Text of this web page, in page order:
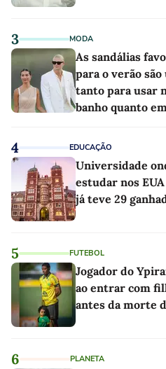
3 MODA
As sandálias
para o verão
tanto para usar
banho quanto
4 EDUCAÇÃO
Universidade
estudar nos
já teve 29
5 FUTEBOL
Jogador do
ao entrar com
antes da morte
6 PLANETA